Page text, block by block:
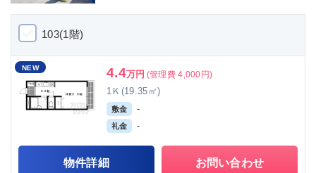
103(1階)
NEW 4.4万円 (管理費 4,000円)
1Ｋ(19.35㎡)
敷金 -
礼金 -
物件詳細 お問い合わせ